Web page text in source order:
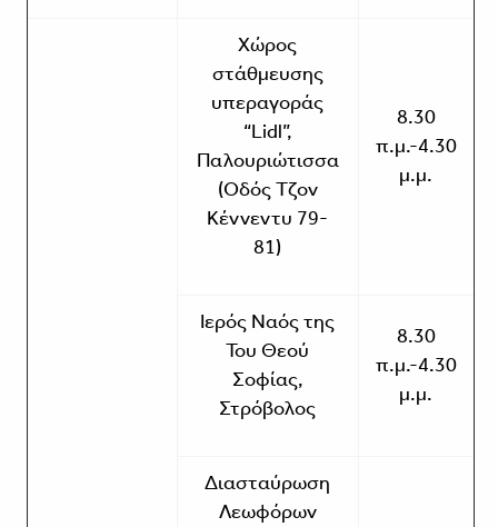
Χώρος
στάθμευσης
υπεραγοράς
“Lidl”,
Παλουριώτισσα
(Οδός Τζον
Κέννεντυ 79-
81)
8.30
π.μ.-4.30
μ.μ.
Ιερός Ναός της
Του Θεού
Σοφίας,
Στρόβολος
8.30
π.μ.-4.30
μ.μ.
Διασταύρωση
Λεωφόρων